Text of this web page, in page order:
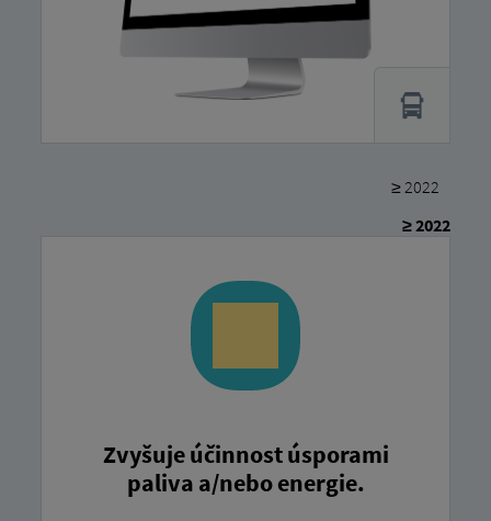
≥ 2022
≥ 2022
Zvyšuje účinnost úsporami
paliva a/nebo energie.